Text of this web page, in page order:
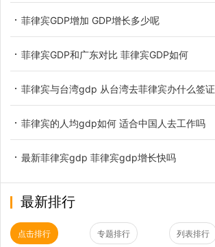
菲律宾GDP增加 GDP增长多少呢
菲律宾GDP和广东对比 菲律宾GDP如何
菲律宾与台湾gdp 从台湾去菲律宾办什么签证
菲律宾的人均gdp如何 适合中国人去工作吗
最新菲律宾gdp 菲律宾gdp增长快吗
最新排行
点击排行 专题排行 列表排行